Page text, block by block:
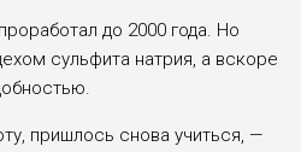
до 2000 года. Но
сульфи­та натрия, а вскоре
пришлось снова учиться, —